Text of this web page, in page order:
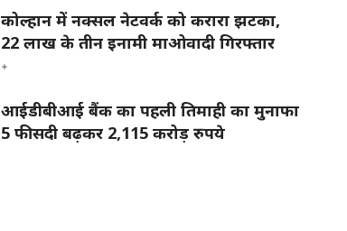
कोल्हान में नक्सल नेटवर्क को करारा झटका,
22 लाख के तीन इनामी माओवादी गिरफ्तार
आईडीबीआई बैंक का पहली तिमाही का मुनाफा
5 फीसदी बढ़कर 2,115 करोड़ रुपये